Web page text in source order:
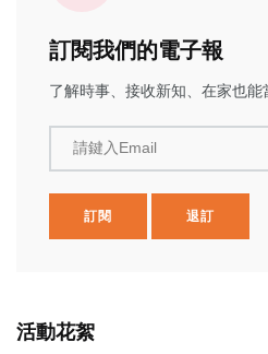
訂閱我們的電子報
了解時事、接收新知、在家也能
請鍵入Email
訂閱 退訂
活動花絮